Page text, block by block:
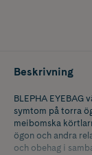
Beskrivning
BLEPHA EYEBAG
symtom på torra
meibomska
ögon och andra
och obehag i